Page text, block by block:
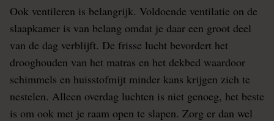
Ook ventileren is belangrijk. Voldoende ventilatie on de
slaapkamer is van belang omdat je daar een groot deel
van de dag verblijft. De frisse lucht bevordert het
drooghouden van het matras en het dekbed waardoor
schimmels en huisstofmijt minder kans krijgen zich te
nestelen. Alleen overdag luchten is niet genoeg, het beste
is om ook met je raam open te slapen. Zorg er dan wel